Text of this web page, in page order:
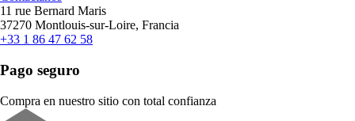
11 rue Bernard Maris
37270 Montlouis-sur-Loire, Francia
+33 1 86 47 62 58
Pago seguro
Compra en nuestro sitio con total confianza